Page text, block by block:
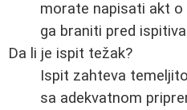
morate napisati akt
ga braniti pred
Da li je ispit težak?
Ispit zahteva
sa adekvatnom